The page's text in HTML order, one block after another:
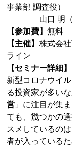
事業部 調査役）
山口 明（日
【参加費】無料
【主催】株式会
ライン
【セミナー詳細】
新型コロナウイ
る投資家が多い
営 」に注目が集
ても、幾つかの
スメしているの
者が入っている